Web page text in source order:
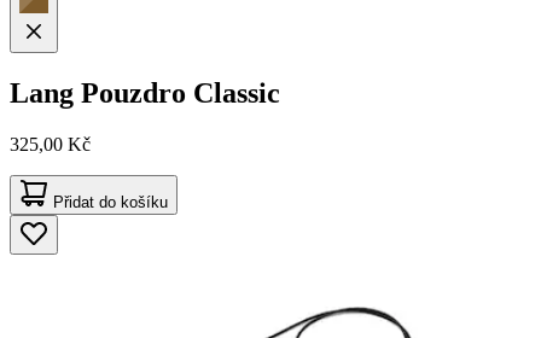
Lang Pouzdro Classic
325,00 Kč
Přidat do košíku